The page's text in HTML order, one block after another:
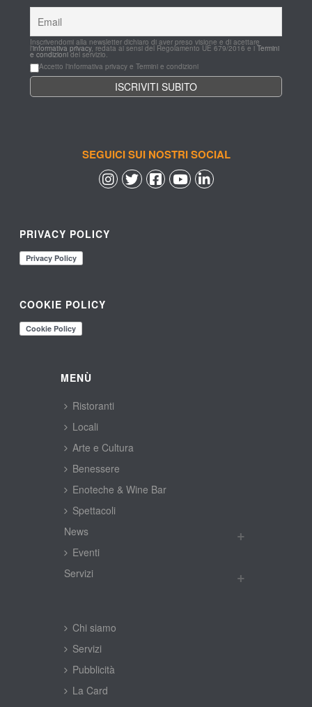
Inscrivendomi alla newsletter dichiaro di aver preso visione e di acettare
l'informativa privacy, redata ai sensi del Regolamento UE 679/2016 e i Termini
e condizioni del servizio.
Accetto l'informativa privacy e Termini e condizioni
SEGUICI SUI NOSTRI SOCIAL
PRIVACY POLICY
COOKIE POLICY
MENÙ
Ristoranti
Locali
Arte e Cultura
Benessere
Enoteche & Wine Bar
Spettacoli
New
Eventi
Servizi
Chi siamo
Servizi
Pubblicità
La Card